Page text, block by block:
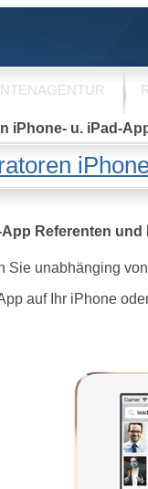
iPhone- u. iPad-
Referenten
Sie unabhänging
auf Ihr iPhone